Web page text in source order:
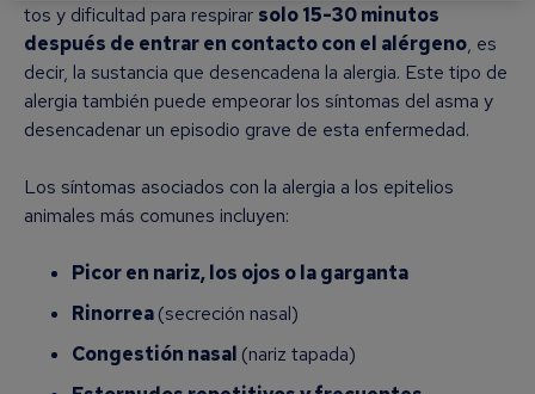
tos y dificultad para respirar solo 15-30 minutos
después de entrar en contacto con el alérgeno, es
decir, la sustancia que desencadena la alergia. Este tipo de
alergia también puede empeorar los síntomas del asma y
desencadenar un episodio grave de esta enfermedad.
Los síntomas asociados con la alergia a los epitelios
animales más comunes incluyen:
Picor en nariz, los ojos o la garganta
Rinorrea(secreción nasal)
Congestión nasal (nariz tapada)